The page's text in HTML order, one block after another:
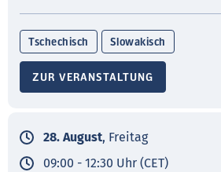
Tschechisch Slowakisch
ZUR VERANSTALTUNG
28. August, Freitag
09:00 - 12:30 Uhr (CET)